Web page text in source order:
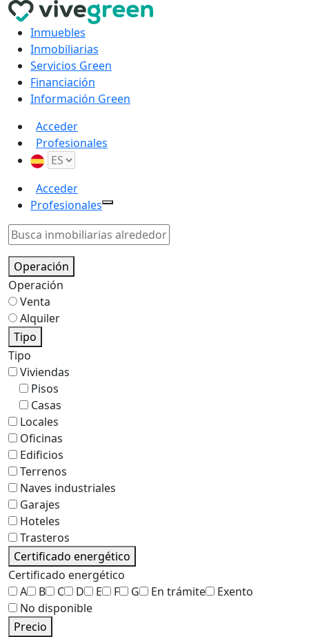
Inmuebles
Inmobiliarias
Servicios Green
Financiación
Información Green
Acceder
Profesionales
Acceder
Profesionales
Operación
Operación
Venta
Alquiler
Tipo
Tipo
Viviendas
Pisos
Casas
Locales
Oficinas
Edificios
Terrenos
Naves industriales
Garajes
Hoteles
Trasteros
Certificado energético
Certificado energético
A
B C D E F G En trámite
Exento
No disponible
Precio